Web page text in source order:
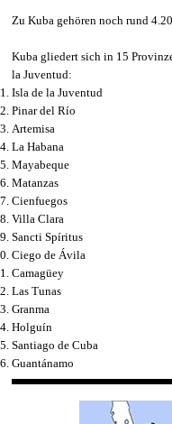
Zu Kuba gehören noch rund
Kuba gliedert sich in 15
la Juventud:
Isla de la Juventud
Pinar del Río
Artemisa
La Habana
Mayabeque
Matanzas
Cienfuegos
Villa Clara
Sancti Spíritus
Ciego de Ávila
Camagüey
Las Tunas
Granma
Holguín
Santiago de Cuba
Guantánamo